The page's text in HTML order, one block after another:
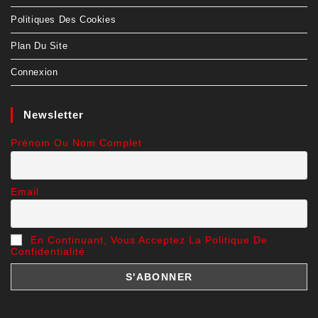
Politiques Des Cookies
Plan Du Site
Connexion
Newsletter
Prénom Ou Nom Complet
Email
En Continuant, Vous Acceptez La Politique De
Confidentialité